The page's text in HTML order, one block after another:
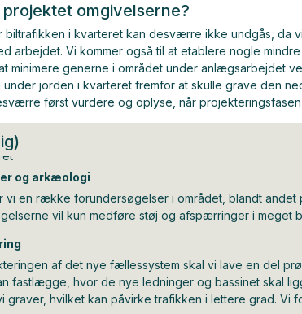
omgivelserne?
i kvarteret kan desværre ikke undgås, da
arbejdet. Vi kommer også til at etablere nogle
minimere generne i området under anlægsarbejdet
jorden i kvarteret fremfor at skulle grave den
først vurdere og oplyse, når
og arkæologi
vi en række forundersøgelser i området, blandt andet
vil kun medføre støj og afspærringer i meget
af det nye fællessystem skal vi lave en del
fastlægge, hvor de nye ledninger og bassinet skal
hvilket kan påvirke trafikken i lettere grad. Vi